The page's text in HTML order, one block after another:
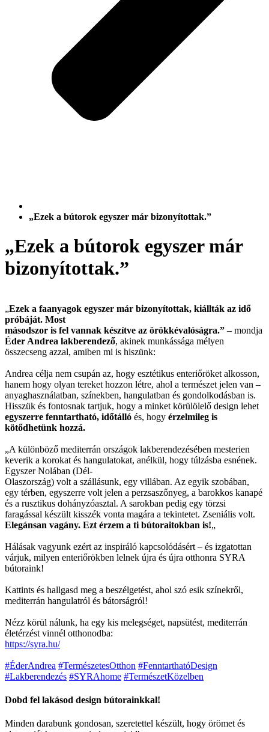
„Ezek a bútorok egyszer már bizonyítottak.”
„Ezek a bútorok egyszer már
bizonyítottak.”
„Ezek a faanyagok egyszer már bizonyítottak, kiállták az idő
próbáját. Most
másodszor is fel vannak készítve az örökkévalóságra.” – mondja
Éder Andrea lakberendező, akinek munkássága mélyen
összecseng azzal, amiben mi is hiszünk:
Andrea célja nem csupán az, hogy esztétikus enteriőröket alkosson,
hanem hogy olyan tereket hozzon létre, ahol a természet jelen van –
anyaghasználatban, színekben, hangulatban és gondolkodásban is.
Hisszük és fontosnak tartjuk, hogy a minket körülölelő design lehet
egyszerre fenntartható, időtálló és, hogy érzelmileg is
kötődhetünk hozzá.
„A különböző mediterrán országok lakberendezésében mesterien
keverik a korokat és hangulatokat, anélkül, hogy túlzásba esnének.
Egyszer Nolában (Dél-
Olaszország) volt a szállásunk, egy villában. Az egyik szobában,
egy térben, egyszerre volt jelen a perzsaszőnyeg, a barokkos kanapé
és a rusztikus dohányzóasztal. A sarokban pedig egy törzsi
faragással készült kisszék vonta magára a tekintetet. Zseniális volt.
Elegánsan vagány. Ezt érzem a ti bútoraitokban is!„
Hálásak vagyunk ezért az inspiráló kapcsolódásért – és izgatottan
várjuk, milyen enteriőrökben lelnek újra és újra otthonra SYRA
bútoraink!
Kattints és hallgasd meg a beszélgetést, ahol szó esik színekről,
mediterrán hangulatról és bátorságról!
Nézz körül nálunk, ha egy kis melegséget, napsütést, mediterrán
életérzést vinnél otthonodba:
https://syra.hu/
#ÉderAndrea #TermészetesOtthon #FenntarthatóDesign
#Lakberendezés #SYRAhome #TermészetKözelben
Dobd fel lakásod design bútorainkkal!
Minden darabunk gondosan, szeretettel készült, hogy örömet és